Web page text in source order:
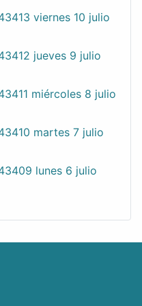
viernes 10 julio
jueves 9 julio
miércoles 8 julio
martes 7 julio
lunes 6 julio